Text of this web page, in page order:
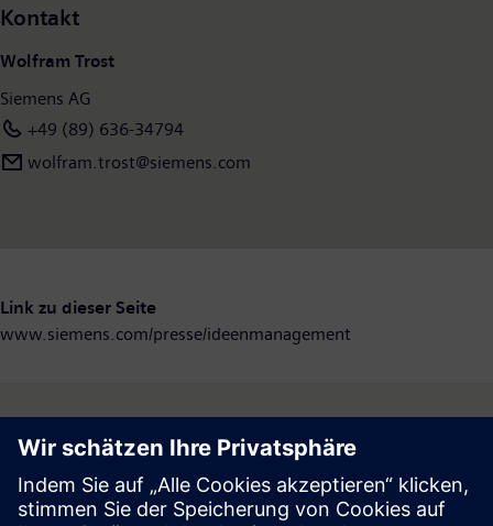
Kontakt
Wolfram Trost
Siemens AG
+49 (89) 636-34794
wolfram.trost@siemens.com
Link zu dieser Seite
www.siemens.com/presse/ideenmanagement
Follow